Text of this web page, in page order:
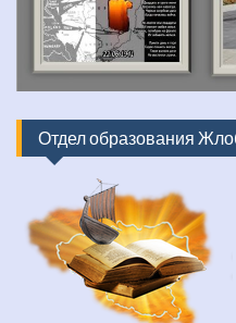
Отдел образования